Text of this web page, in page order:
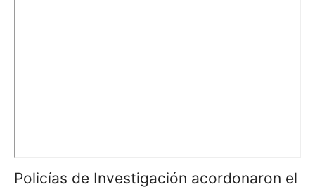
Policías de Investigación acordonaron el